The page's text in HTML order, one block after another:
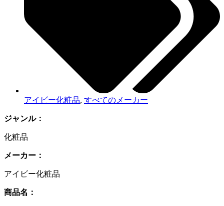
アイビー化粧品, すべてのメーカー
ジャンル：
化粧品
メーカー：
アイビー化粧品
商品名：